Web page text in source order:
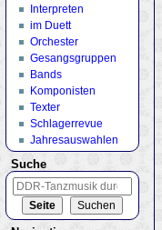
Interpreten
im Duett
Orchester
Gesangsgruppen
Bands
Komponisten
Texter
Schlagerrevue
Jahresauswahlen
Suche